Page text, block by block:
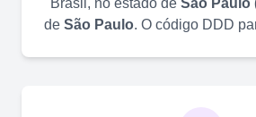
de São Paulo. O código DDD